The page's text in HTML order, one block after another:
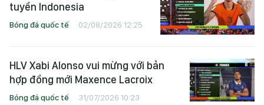
tuyển Indonesia
Bóng đá quốc tế 02/08/2026 12:25
HLV Xabi Alonso vui mừng với bản
hợp đồng mới Maxence Lacroix
Bóng đá quốc tế 31/07/2026 10:23